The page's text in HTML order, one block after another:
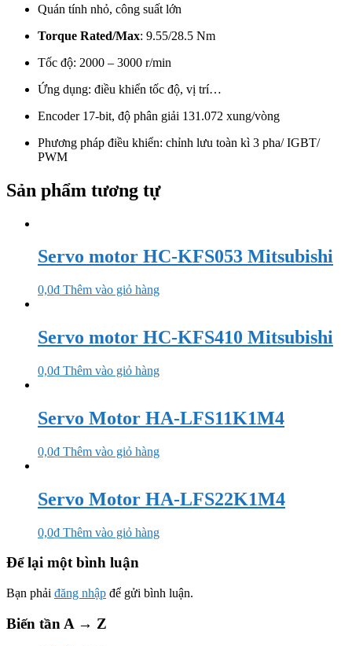
Quán tính nhỏ, công suất lớn
Torque Rated/Max: 9.55/28.5 Nm
Tốc độ: 2000 – 3000 r/min
Ứng dụng: điều khiển tốc độ, vị trí…
Encoder 17-bit, độ phân giải 131.072 xung/vòng
Phương pháp điều khiển: chỉnh lưu toàn kì 3 pha/ IGBT/
PWM
Sản phẩm tương tự
Servo motor HC-KFS053 Mitsubishi
0,0₫ Thêm vào giỏ hàng
Servo motor HC-KFS410 Mitsubishi
0,0₫ Thêm vào giỏ hàng
Servo Motor HA-LFS11K1M4
0,0₫ Thêm vào giỏ hàng
Servo Motor HA-LFS22K1M4
0,0₫ Thêm vào giỏ hàng
Để lại một bình luận
Bạn phải đăng nhập để gửi bình luận.
Biến tần A → Z